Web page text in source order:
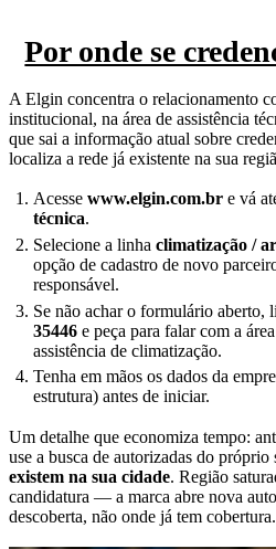
Por onde se
A Elgin concentra o relacionamento
institucional, na área de assistência
que sai a informação atual sobre
localiza a rede já existente na sua
Acessewww.elgin.com.br e vá
técnica.
Selecione a linhaclimatização /
opção de cadastro de novo
responsável.
Se não achar o formulário aberto,
35446 e peça para falar com a
assistência de climatização.
Tenha em mãos os dados da
estrutura) antes de iniciar.
Um detalhe que economiza tempo:
use a busca de autorizadas do próprio
existem na sua cidade. Região
candidatura — a marca abre nova
descoberta, não onde já tem cobertura.